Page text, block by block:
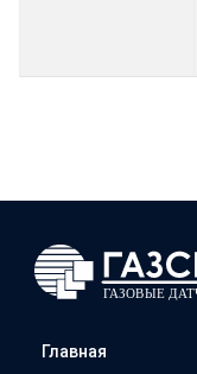
Главная